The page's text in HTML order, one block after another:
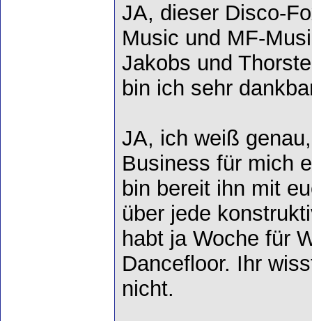
JA, dieser Disco-
Music und MF-
Jakobs und
bin ich sehr
JA, ich weiß
Business für mich
bin bereit ihn mit
über jede
habt ja Woche für
Dancefloor. Ihr
nicht.